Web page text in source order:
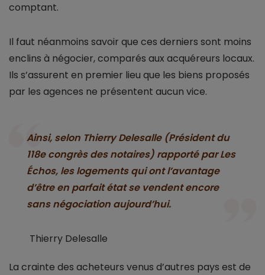
comptant.
Il faut néanmoins savoir que ces derniers sont moins
enclins à négocier, comparés aux acquéreurs locaux.
Ils s’assurent en premier lieu que les biens proposés
par les agences ne présentent aucun vice.
Ainsi, selon Thierry Delesalle (Président du
118e congrès des notaires) rapporté par Les
Échos, les logements qui ont l’avantage
d’être en parfait état se vendent encore
sans négociation aujourd’hui.
Thierry Delesalle
La crainte des acheteurs venus d’autres pays est de